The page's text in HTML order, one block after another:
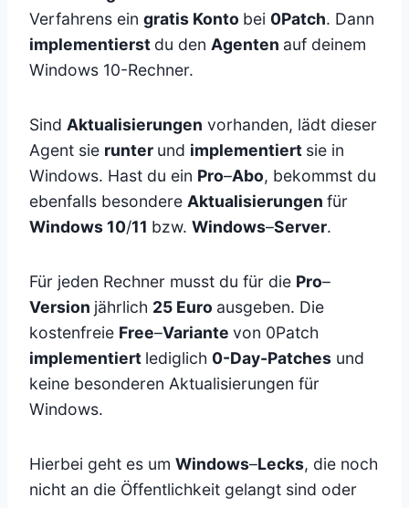
Verfahrens ein gratis Konto bei 0Patch. Dann
implementierst du den Agenten auf deinem
Windows 10-Rechner.
Sind Aktualisierungen vorhanden, lädt dieser
Agent sie runter und implementiert sie in
Windows. Hast du ein Pro–Abo, bekommst du
ebenfalls besondere Aktualisierungen für
Windows 10/11 bzw. Windows–Server.
Für jeden Rechner musst du für die Pro–
Version jährlich 25 Euro ausgeben. Die
kostenfreie Free–Variante von 0Patch
implementiert lediglich 0-Day-Patches und
keine besonderen Aktualisierungen für
Windows.
Hierbei geht es um Windows–Lecks, die noch
nicht an die Öffentlichkeit gelangt sind oder